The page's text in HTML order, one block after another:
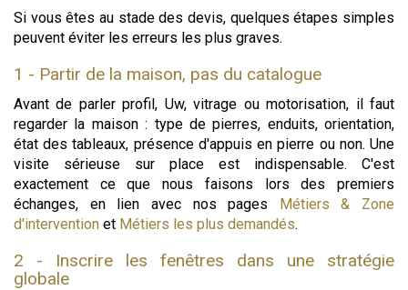
Si vous êtes au stade des devis, quelques étapes simples
peuvent éviter les erreurs les plus graves.
1 - Partir de la maison, pas du catalogue
Avant de parler profil, Uw, vitrage ou motorisation, il faut
regarder la maison : type de pierres, enduits, orientation,
état des tableaux, présence d'appuis en pierre ou non. Une
visite sérieuse sur place est indispensable. C'est
exactement ce que nous faisons lors des premiers
échanges, en lien avec nos pages Métiers & Zone
d'intervention et Métiers les plus demandés.
2 - Inscrire les fenêtres dans une stratégie
globale